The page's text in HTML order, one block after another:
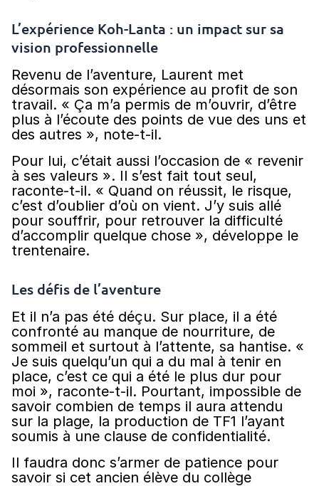
L’expérience Koh-Lanta : un impact sur sa
vision professionnelle
Revenu de l’aventure, Laurent met
désormais son expérience au profit de son
travail. « Ça m’a permis de m’ouvrir, d’être
plus à l’écoute des points de vue des uns et
des autres », note-t-il.
Pour lui, c’était aussi l’occasion de « revenir
à ses valeurs ». Il s’est fait tout seul,
raconte-t-il. « Quand on réussit, le risque,
c’est d’oublier d’où on vient. J’y suis allé
pour souffrir, pour retrouver la difficulté
d’accomplir quelque chose », développe le
trentenaire.
Les défis de l’aventure
Et il n’a pas été déçu. Sur place, il a été
confronté au manque de nourriture, de
sommeil et surtout à l’attente, sa hantise. «
Je suis quelqu’un qui a du mal à tenir en
place, c’est ce qui a été le plus dur pour
moi », raconte-t-il. Pourtant, impossible de
savoir combien de temps il aura attendu
sur la plage, la production de TF1 l’ayant
soumis à une clause de confidentialité.
Il faudra donc s’armer de patience pour
savoir si cet ancien élève du collège